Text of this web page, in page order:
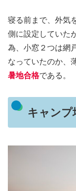
寝る前まで、外気
側に設定していた
為、小窓２つは網
なっていたのか、
暑地合格である。
キャンプ